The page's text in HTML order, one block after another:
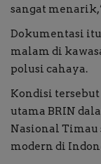
sangat
Dokumentasi
malam di
polusi cahaya.
Kondisi
utama BRIN
Nasional Timau
modern di